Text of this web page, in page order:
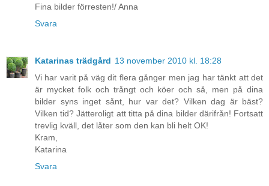
Fina bilder förresten!/ Anna
Svara
Katarinas trädgård 13 november 2010 kl. 18:28
Vi har varit på väg dit flera gånger men jag har tänkt att det
är mycket folk och trångt och köer och så, men på dina
bilder syns inget sånt, hur var det? Vilken dag är bäst?
Vilken tid? Jätteroligt att titta på dina bilder därifrån! Fortsatt
trevlig kväll, det låter som den kan bli helt OK!
Kram,
Katarina
Svara